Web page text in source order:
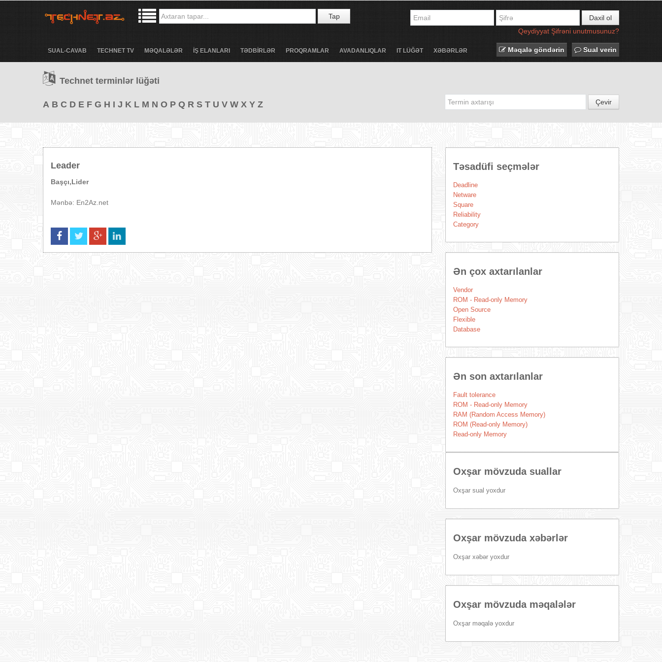
Tap
Daxil ol
Qeydiyyat Şifrəni unutmusunuz?
SUAL-CAVAB TECHNET TV MƏQALƏLƏR İŞ ELANLARI TƏDBİRLƏR PROQRAMLAR AVADANLIQLAR IT LÜĞƏT XƏBƏRLƏR Məqalə göndərin Sual verin
Technet terminlər lüğəti
A B C D E F G H I J K L M N O P Q R S T U V W X Y Z Çevir
Leader
Başçı,Lider
Mənbə: En2Az.net
Təsadüfi seçmələr
Deadline
Netware
Square
Reliability
Category
Ən çox axtarılanlar
Vendor
ROM - Read-only Memory
Open Source
Flexible
Database
Ən son axtarılanlar
Fault tolerance
ROM - Read-only Memory
RAM (Random Access Memory)
ROM (Read-only Memory)
Read-only Memory
Oxşar mövzuda suallar
Oxşar sual yoxdur
Oxşar mövzuda xəbərlər
Oxşar xəbər yoxdur
Oxşar mövzuda məqalələr
Oxşar məqalə yoxdur